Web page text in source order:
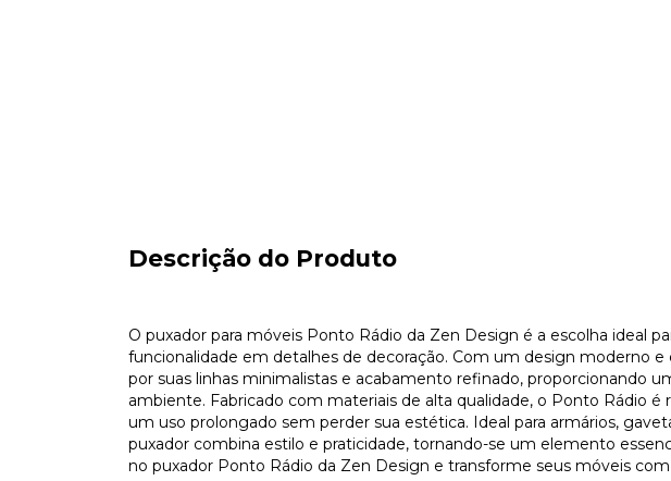
Descrição do Produto
O puxador para móveis Ponto Rádio da Zen Design é a escolha ideal
funcionalidade em detalhes de decoração. Com um design moderno e
por suas linhas minimalistas e acabamento refinado, proporcionando
ambiente. Fabricado com materiais de alta qualidade, o Ponto Rádio é
um uso prolongado sem perder sua estética. Ideal para armários,
puxador combina estilo e praticidade, tornando-se um elemento
no puxador Ponto Rádio da Zen Design e transforme seus móveis